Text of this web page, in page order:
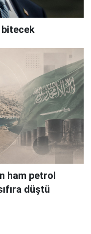
bitecek
ham petrol
düştü